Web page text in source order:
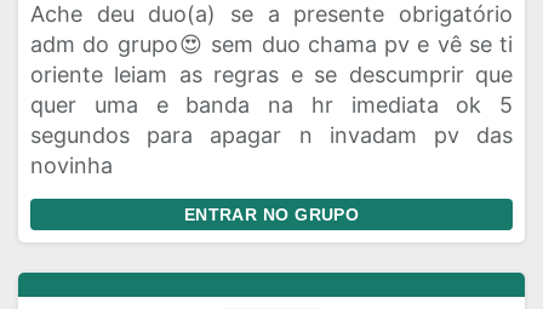
Ache deu duo(a) se a presente obrigatório
adm do grupo😍 sem duo chama pv e vê se ti
oriente leiam as regras e se descumprir que
quer uma e banda na hr imediata ok 5
segundos para apagar n invadam pv das
novinha
ENTRAR NO GRUPO